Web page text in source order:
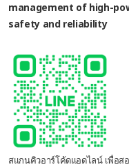
management of high-
safety and reliability
สแกนคิวอาร์โค้ดแอดไลน์ เพื่อส